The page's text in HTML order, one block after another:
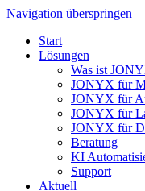
Navigation überspringen
Start
Lösungen
Was ist
JONYX für
JONYX für
JONYX für
JONYX für
Beratung
KI
Support
Aktuell